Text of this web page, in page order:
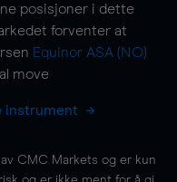
posisjoner i dette
forventer at
Equinor ASA (NO)
move
instrument
CMC Markets og er kun